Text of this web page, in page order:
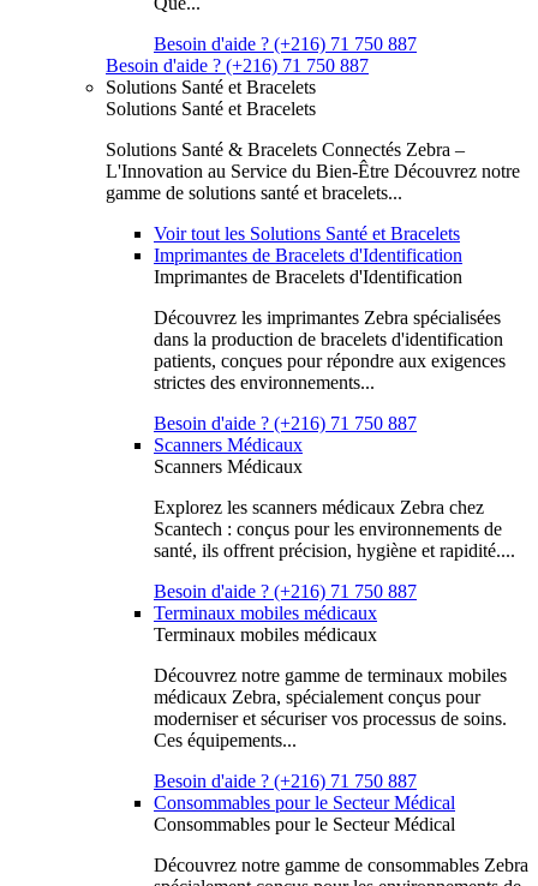
Besoin d'aide ? (+216) 71 750 887
Besoin d'aide ? (+216) 71 750 887
Solutions Santé et Bracelets
Solutions Santé et Bracelets
Solutions Santé & Bracelets Connectés Zebra –
L'Innovation au Service du Bien-Être Découvrez notre
gamme de solutions santé et bracelets...
Voir tout les Solutions Santé et Bracelets
Imprimantes de Bracelets d'Identification
Imprimantes de Bracelets d'Identification
Découvrez les imprimantes Zebra spécialisées
dans la production de bracelets d'identification
patients, conçues pour répondre aux exigences
strictes des environnements...
Besoin d'aide ? (+216) 71 750 887
Scanners Médicaux
Scanners Médicaux
Explorez les scanners médicaux Zebra chez
Scantech : conçus pour les environnements de
santé, ils offrent précision, hygiène et rapidité....
Besoin d'aide ? (+216) 71 750 887
Terminaux mobiles médicaux
Terminaux mobiles médicaux
Découvrez notre gamme de terminaux mobiles
médicaux Zebra, spécialement conçus pour
moderniser et sécuriser vos processus de soins.
Ces équipements...
Besoin d'aide ? (+216) 71 750 887
Consommables pour le Secteur Médical
Consommables pour le Secteur Médical
Découvrez notre gamme de consommables Zebra